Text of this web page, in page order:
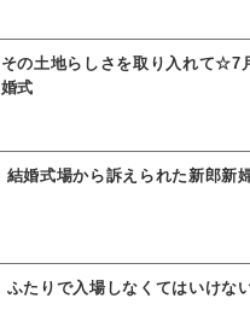
その土地らしさを取り入れて☆7
婚式
結婚式場から訴えられた新郎新
ふたりで入場しなくてはいけな